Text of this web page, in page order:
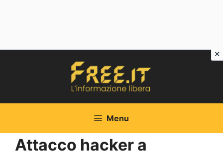
Menu
Attacco hacker a